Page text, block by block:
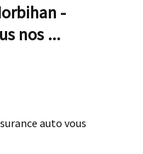
-
nos ...
auto vous